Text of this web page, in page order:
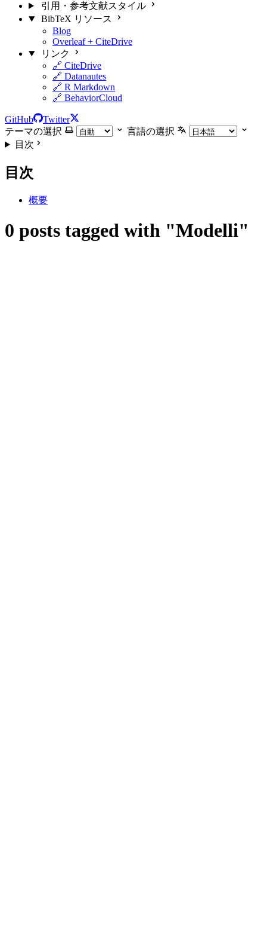
引用・参考文献スタイル
BibTeX リソース
Blog
Overleaf + CiteDrive
リンク
🔗 CiteDrive
🔗 Datanautes
🔗 R Markdown
🔗 BehaviorCloud
GitHub
Twitter
テーマの選択
言語の選択
目次
目次
概要
0 posts tagged with "Modelli"